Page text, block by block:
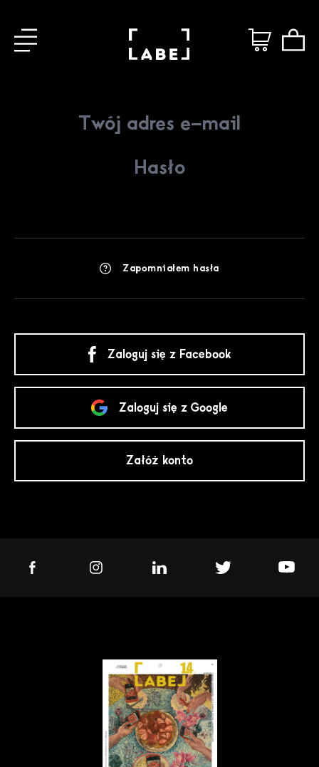
Zapomniałem hasła
Zaloguj się z Facebook
Zaloguj się z Google
Załóż konto